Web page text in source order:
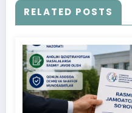
RELATED POSTS